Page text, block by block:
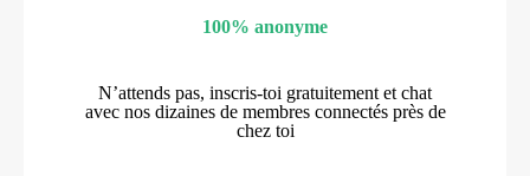
100% anonyme
N’attends pas, inscris-toi gratuitement et chat
avec nos dizaines de membres connectés près de
chez toi